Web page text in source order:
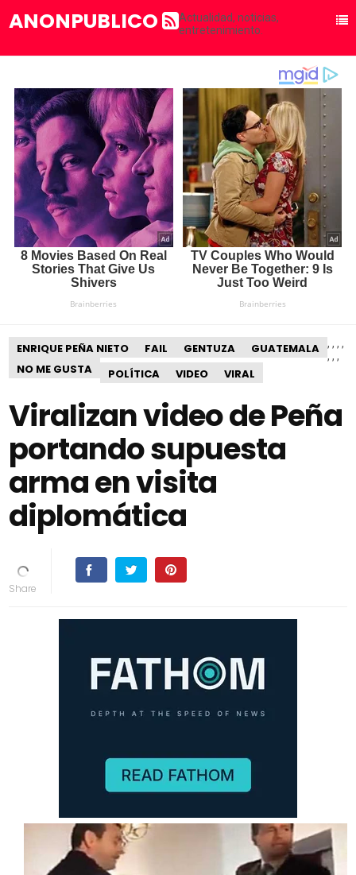
ANONPUBLICO
Actualidad, noticias,
entretenimiento.
ENRIQUE PEÑA NIETO ,
FAIL ,
GENTUZA ,
GUATEMALA ,
NO ME GUSTA
,
POLÍTICA
,
VIDEO
,
VIRAL
Viralizan video de Peña
portando supuesta
arma en visita
diplomática